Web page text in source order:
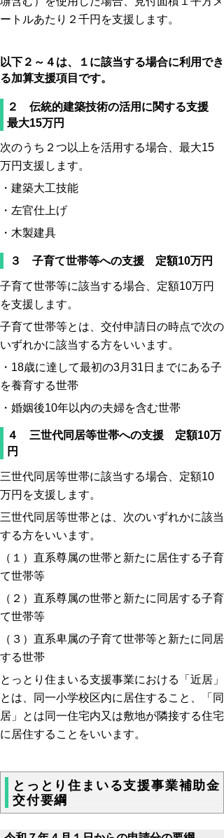
ートルあたり２千円を支援します。
以下２～４は、１に該当する場合に利用でき
る加算支援項目です。
２ 伝統的建築技術の活用に関する支援
最大15万円
次のうち２つ以上を活用する場合、最大15
万円支援します。
・建築大工技能
・左官仕上げ
・木製建具
３ 子育て世帯等への支援 定額10万円
子育て世帯等に該当する場合、定額10万円
を支援します。
子育て世帯等とは、交付申請日の時点で次の
いずれかに該当する方をいいます。
・18歳に達して最初の3月31日までにある子
を養育する世帯
・婚姻後10年以内の夫婦を含む世帯
４ 三世代同居等世帯への支援 定額10万
円
三世代同居等世帯に該当する場合、定額10
万円を支援します。
三世代同居等世帯とは、次のいずれかに該当
する方をいいます。
（１）直系尊属の世帯と新たに居住する子育
て世帯等
（２）直系尊属の世帯と新たに同居する子育
て世帯等
（３）直系卑属の子育て世帯等と新たに同居
する世帯
とっとり住まいる支援事業における「近居」
とは、同一小学校区内に居住すること、「同
居」とは同一住宅内又は敷地が隣接する住宅
に居住することをいいます。
とっとり住まいる支援事業補助金
交付要綱